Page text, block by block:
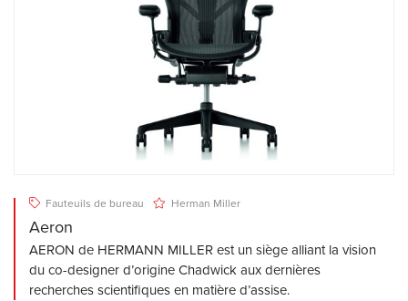
Fauteuils de bureau Herman Miller
Aeron
AERON de HERMANN MILLER est un siège alliant la vision
du co-designer d’origine Chadwick aux dernières
recherches scientifiques en matière d’assise.